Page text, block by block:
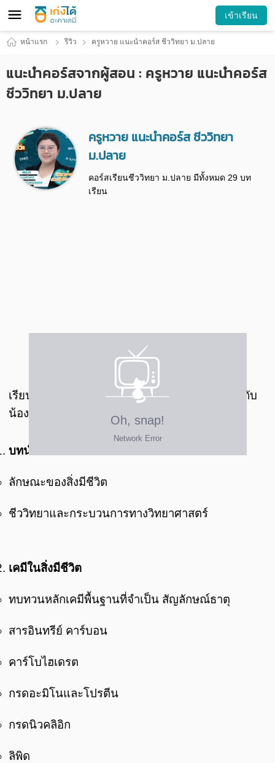
เข้าเรียน
หน้าแรก รีวิว ครูหวาย แนะนำคอร์ส ชีววิทยา ม.ปลาย
แนะนำคอร์สจากผู้สอน : ครูหวาย แนะนำคอร์ส
ชีววิทยา ม.ปลาย
ครูหวาย แนะนำคอร์ส ชีววิทยา
ม.ปลาย
คอร์สเรียนชีววิทยา ม.ปลาย มีทั้งหมด 29 บท
เรียน
คอร์สเรียนวิชา ชีววิทยา ม.ปลาย :
เรียนที่เน้นในส่วนของการปูพื้นฐานด้านเนื้อหาให้กับ
น้องๆ โดยมีทั้งหมด 29 บทเรียน ดังนี้
บทนำเกี่ยวกับชีววิทยา
ลักษณะของสิ่งมีชีวิต
ชีววิทยาและกระบวนการทางวิทยาศาสตร์
เคมีในสิ่งมีชีวิต
ทบทวนหลักเคมีพื้นฐานที่จำเป็น สัญลักษณ์ธาตุ
สารอินทรีย์ คาร์บอน
คาร์โบไฮเดรต
กรดอะมิโนและโปรตีน
กรดนิวคลิอิก
ลิพิด